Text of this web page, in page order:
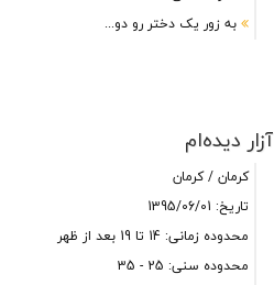
به زور یک دختر رو دو...
آزار دیده‌ام
کرمان / کرمان
تاریخ: 1395/06/01
محدوده زمانی: 14 تا 19 بعد از ظهر
محدوده سنی: 25 - 35